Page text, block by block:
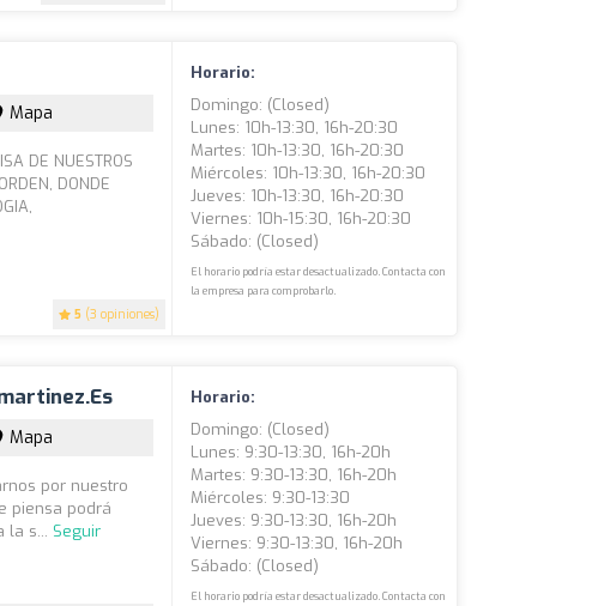
5 (3 opiniones)
Mapa
DE NUESTROS
DONDE
Horario:
Domingo: (closed)
Lunes: 10h-13:30, 16h-20:30
Martes: 10h-13:30, 16h-20:30
Miércoles: 10h-13:30, 16h-20:30
Jueves: 10h-13:30, 16h-20:30
Viernes: 10h-15:30, 16h-20:30
Sábado: (closed)
El horario podría estar desactualizado. Contacta con
la empresa para comprobarlo.
Mapa
por nuestro
piensa podrá
la s... Seguir
Horario:
Domingo: (closed)
Lunes: 9:30-13:30, 16h-20h
Martes: 9:30-13:30, 16h-20h
Miércoles: 9:30-13:30
Jueves: 9:30-13:30, 16h-20h
Viernes: 9:30-13:30, 16h-20h
Sábado: (closed)
El horario podría estar desactualizado. Contacta con